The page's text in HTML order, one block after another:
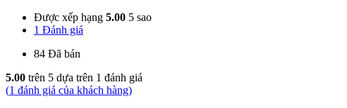
Được xếp hạng 5.00 5 sao
1 Đánh giá
84 Đã bán
5.00 trên 5 dựa trên 1 đánh giá
(1 đánh giá của khách hàng)